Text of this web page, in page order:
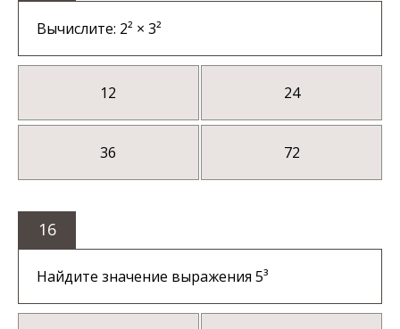
Вычислите: 2² × 3²
12 24
36 72
16
Найдите значение выражения 5³